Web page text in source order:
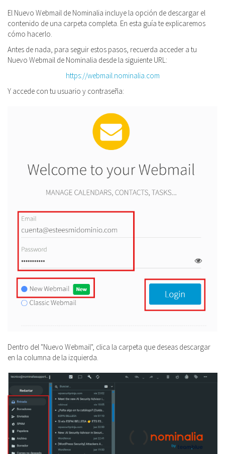
El Nuevo Webmail de Nominalia incluye la opción de descargar el
contenido de una carpeta completa. En esta guía te explicaremos
cómo hacerlo.
Antes de nada, para seguir estos pasos, recuerda acceder a tu
Nuevo Webmail de Nominalia desde la siguiente URL:
https://webmail.nominalia.com
Y accede con tu usuario y contraseña:
Dentro del "Nuevo Webmail", clica la carpeta que deseas descargar
en la columna de la izquierda.